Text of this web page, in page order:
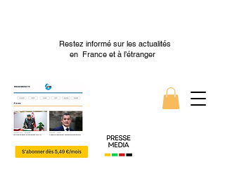
Restez informé sur les actualités
en France et à l’étranger